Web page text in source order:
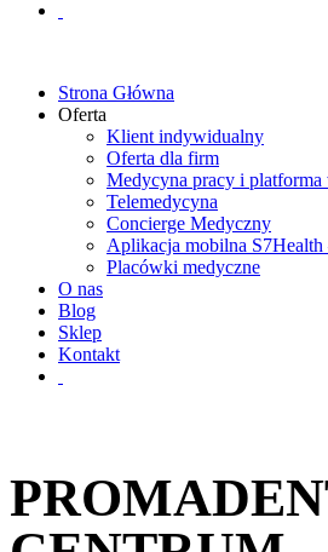
Strona Główna
Oferta
Klient indywidualny
Oferta dla firm
Medycyna pracy i platforma
Telemedycyna
Concierge Medyczny
Aplikacja mobilna
Placówki medyczne
O nas
Blog
Sklep
Kontakt